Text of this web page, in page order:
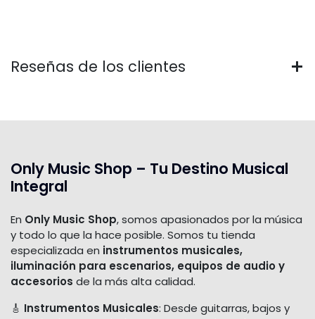
Reseñas de los clientes
Only Music Shop – Tu Destino Musical
Integral
En Only Music Shop, somos apasionados por la música
y todo lo que la hace posible. Somos tu tienda
especializada en instrumentos musicales,
iluminación para escenarios, equipos de audio y
accesorios de la más alta calidad.
🎸 Instrumentos Musicales: Desde guitarras, bajos y